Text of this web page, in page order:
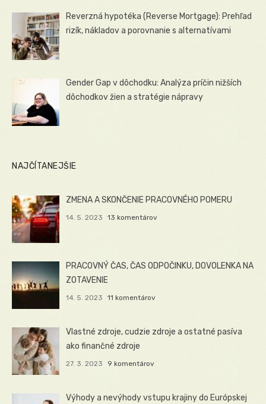
Reverzná hypotéka (Reverse Mortgage): Prehľad
rizík, nákladov a porovnanie s alternatívami
Gender Gap v dôchodku: Analýza príčin nižších
dôchodkov žien a stratégie nápravy
NAJČÍTANEJŠIE
ZMENA A SKONČENIE PRACOVNÉHO POMERU
14. 5. 2023 13 komentárov
PRACOVNÝ ČAS, ČAS ODPOČINKU, DOVOLENKA NA
ZOTAVENIE
14. 5. 2023 11 komentárov
Vlastné zdroje, cudzie zdroje a ostatné pasíva
ako finančné zdroje
27. 3. 2023 9 komentárov
Výhody a nevýhody vstupu krajiny do Európskej